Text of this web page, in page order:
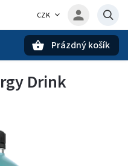
CZK
Prázdný košík
Drink